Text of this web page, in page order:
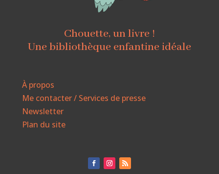
Chouette, un livre !
Une bibliothèque enfantine idéale
À propos
Me contacter / Services de presse
Newsletter
Plan du site